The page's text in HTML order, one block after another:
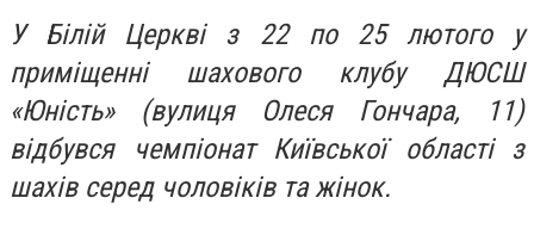
У Білій Церкві з 22 по 25 лютого у
приміщенні шахового клубуДЮСШ
«Юність» (вулиця Олеся Гончара, 11)
відбувся чемпіонат Київської області з
шахів серед чоловіків та жінок.